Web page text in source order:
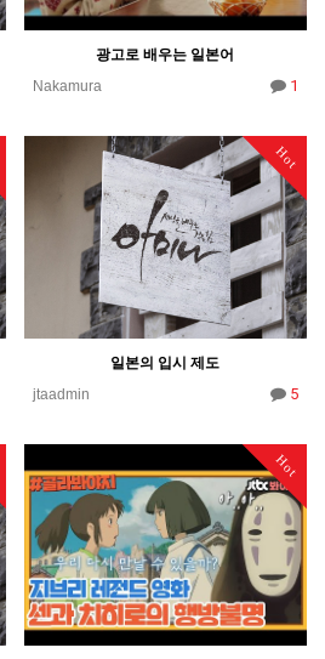
광고로 배우는 일본어
Nakamura
1
Hot
일본의 입시 제도
jtaadmin
5
Hot